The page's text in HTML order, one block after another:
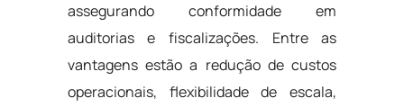
assegurando conformidade em
auditorias e fiscalizações. Entre as
vantagens estão a redução de custos
operacionais, flexibilidade de escala,